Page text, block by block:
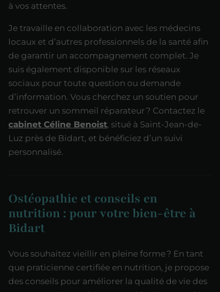
à vos attentes.
Je travaille en collaboration avec les médecins
locaux et d’autres professionnels de la santé afin
de garantir un accompagnement complet. Je
suis également disponible sur les réseaux
sociaux pour toute question ou demande
d’information. Vous cherchez un soutien pour
retrouver un sommeil réparateur ? Contactez le
cabinet Céline Benoist, situé à Saint-Jean-de-
Luz près de Bidart, et bénéficiez d’un suivi
personnalisé.
Ostéopathie et conseils en
nutrition : pour votre bien-être à
Bidart
Vous souhaitez vieillir en pleine forme ? En tant
que praticienne certifiée en nutrition, je propose
des conseils pour améliorer la qualité de vie des